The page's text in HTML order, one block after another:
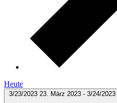
Heute
3/23/2023 23. März 2023 - 3/24/2023